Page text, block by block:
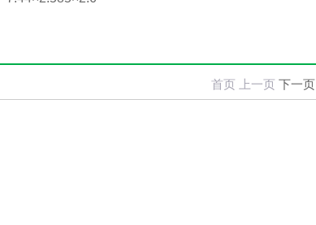
首页 上一页 下一页